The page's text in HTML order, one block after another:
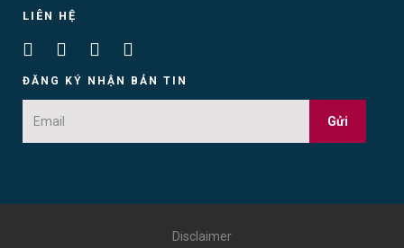
LIÊN HỆ
ĐĂNG KÝ NHẬN BẢN TIN
Gửi
Disclaimer